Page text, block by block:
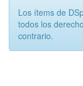
Los ítems de
todos los
contrario.